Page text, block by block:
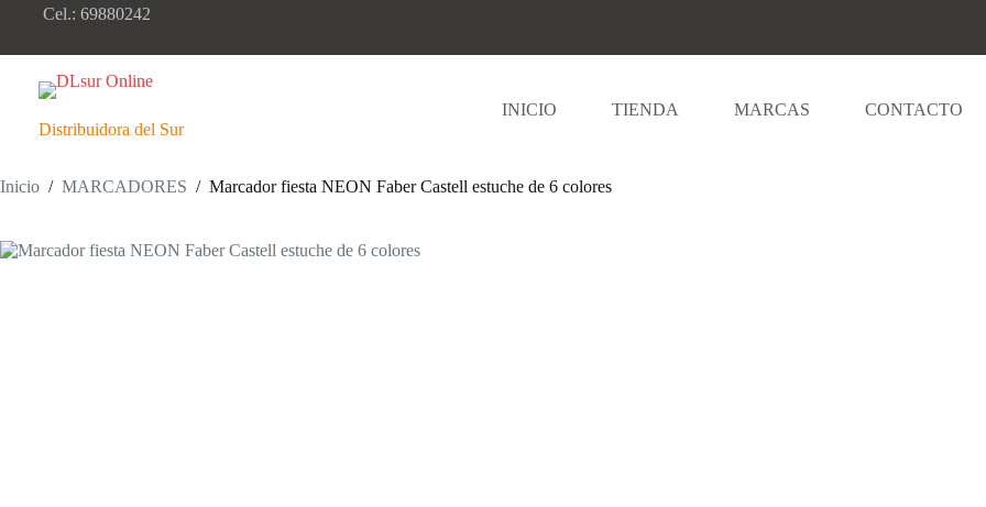
Cel.: 69880242
Distribuidora del Sur
INICIO TIENDA MARCAS CONTACTO
Inicio / MARCADORES / Marcador fiesta NEON Faber Castell estuche de 6 colores